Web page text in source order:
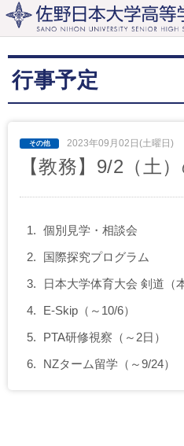
行事予定
2023年09月02日(土曜日)
【教務】9/2（土
個別見学・相談会
国際探究プログラム
日本大学体育大会 剣道（
E-Skip（～10/6）
PTA研修視察（～2日）
NZターム留学（～9/24）